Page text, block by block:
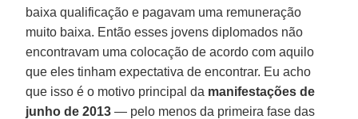
baixa qualificação e pagavam uma remuneração
muito baixa. Então esses jovens diplomados não
encontravam uma colocação de acordo com aquilo
que eles tinham expectativa de encontrar. Eu acho
que isso é o motivo principal da manifestações de
junho de 2013 — pelo menos da primeira fase das